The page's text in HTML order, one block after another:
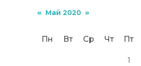
« Май 2020 »
Пн Вт Ср Чт Пт
1